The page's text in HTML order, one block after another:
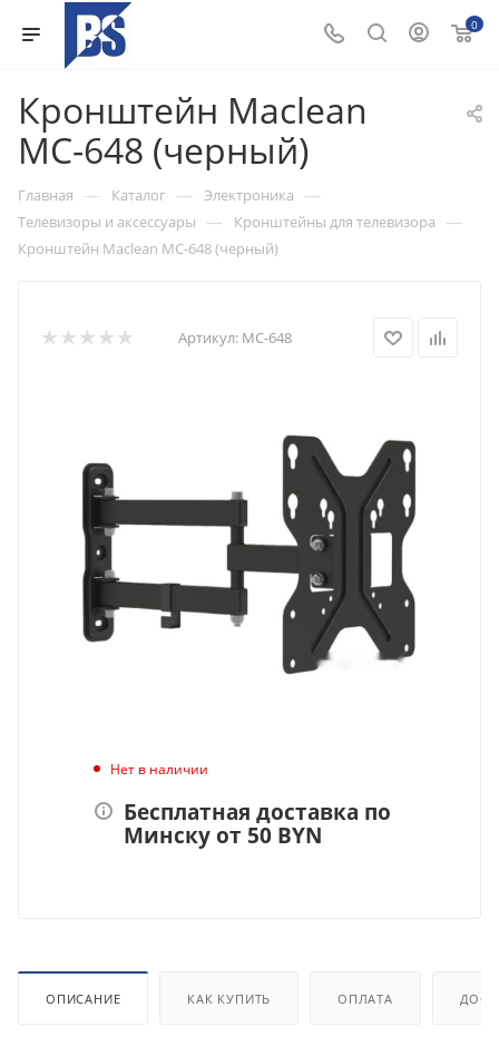
0
Кронштейн Maclean
MC-648 (черный)
Главная — Каталог — Электроника —
Телевизоры и аксессуары — Кронштейны для телевизора —
Кронштейн Maclean MC-648 (черный)
Артикул: MC-648
Нет в наличии
Бесплатная доставка по
Минску от 50 BYN
ОПИСАНИЕ КАК КУПИТЬ ОПЛАТА